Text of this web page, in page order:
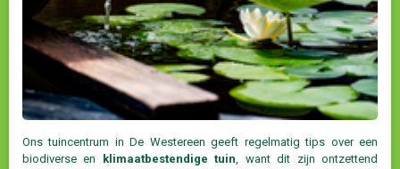
Ons tuincentrum in De Westereen geeft regelmatig tips over een
biodiverse en
klimaatbestendige tuin , want dit zijn ontzettend